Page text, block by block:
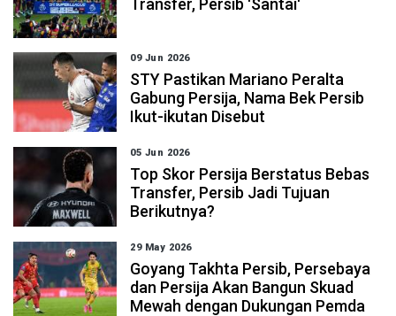
Transfer, Persib 'Santai'
09 Jun 2026
STY Pastikan Mariano Peralta
Gabung Persija, Nama Bek Persib
Ikut-ikutan Disebut
05 Jun 2026
Top Skor Persija Berstatus Bebas
Transfer, Persib Jadi Tujuan
Berikutnya?
29 May 2026
Goyang Takhta Persib, Persebaya
dan Persija Akan Bangun Skuad
Mewah dengan Dukungan Pemda